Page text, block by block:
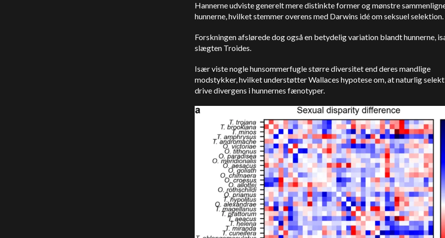
Hannerne udviste generelt mere distinkte former og mønstre
hunnerne, hvilket stemmer overens med Darwins idé om seksuel selektion.
Forskningen afslørede dog også en betydelig variation blandt hunnerne,
slægten Troides.
Især viste nogle hunsommerfugle større diversitet end deres mandlige
modstykker, hvilket understøtter Wallaces hypotese om, at naturlig
drive divergens i hunnernes fænotyper.